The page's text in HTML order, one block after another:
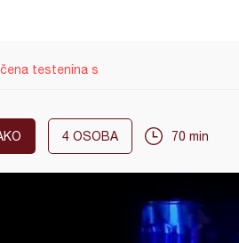
testenina s
4 OSOBA 70 min